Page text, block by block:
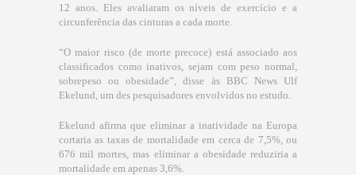
12 anos. Eles avaliaram os níveis de exercício e a
circunferência das cinturas a cada morte.
“O maior risco (de morte precoce) está associado aos
classificados como inativos, sejam com peso normal,
sobrepeso ou obesidade”, disse às BBC News Ulf
Ekelund, um des pesquisadores envolvidos no estudo.
Ekelund afirma que eliminar a inatividade na Europa
cortaria as taxas de mortalidade em cerca de 7,5%, ou
676 mil mortes, mas eliminar a obesidade reduziria a
mortalidade em apenas 3,6%.